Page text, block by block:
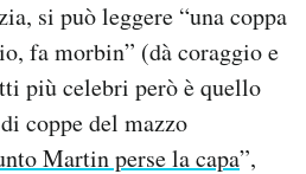
si può leggere “una coppa
fa morbin” (dà coraggio e
più celebri però è quello
coppe del mazzo
Martin perse la capa”,